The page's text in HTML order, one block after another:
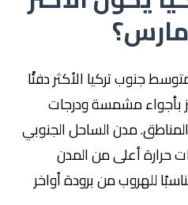
جنوب تركيا الأكثر دفئًا
بأجواء مشمسة ودرجات
مدن الساحل الجنوبي
حرارة أعلى من المدن
للهروب من برودة أواخر